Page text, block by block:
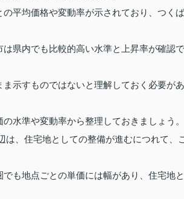
平均価格や変動率が示されており、つくば
県内でも比較的高い水準と上昇率が確認で
示すものではないと理解しておく必要があ
水準や変動率から整理しておきましょう。
は、住宅地としての整備が進むにつれて、
も地点ごとの単価には幅があり、住宅地と